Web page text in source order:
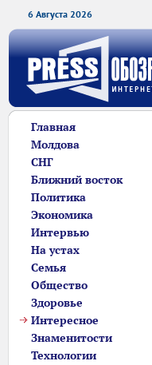
6 Августа 2026
Главная
Молдова
СНГ
Ближний восток
Политика
Экономика
Интервью
На устах
Семья
Общество
Здоровье
Интересное
Знаменитости
Технологии